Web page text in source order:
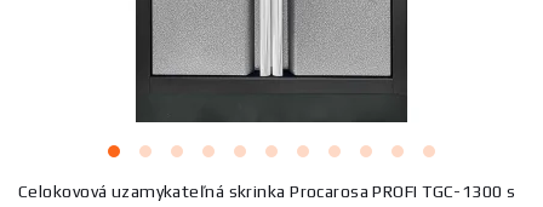
Celokovová uzamykateľná skrinka Procarosa PROFI TGC-1300 s